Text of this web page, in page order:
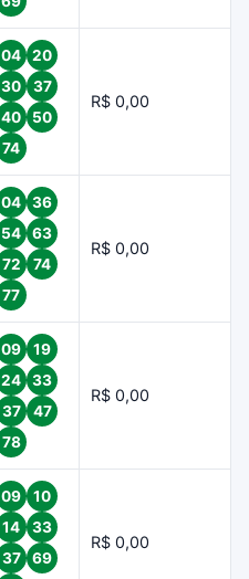
04
20
30
37
40
50
74
R$ 0,00
04
36
54
63
72
74
77
R$ 0,00
09
19
24
33
37
47
78
R$ 0,00
09
10
14
33
37
69
R$ 0,00